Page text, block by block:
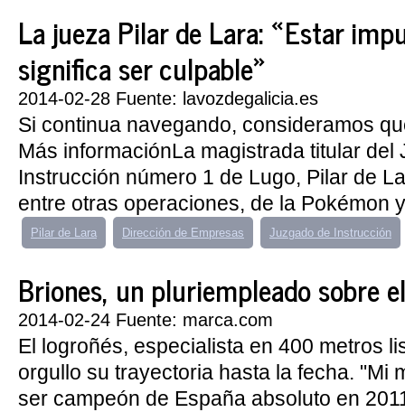
La jueza Pilar de Lara: «Estar
significa ser culpable»
2014-02-28 Fuente: lavozdegalicia.es
Si continua navegando, consideramos
Más informaciónLa magistrada titular del
Instrucción número 1 de Lugo, Pilar de
entre otras operaciones, de la Pokémon
Pilar de Lara Dirección de Empresas Juzgado de Instrucción
Briones, un pluriempleado sobre
2014-02-24 Fuente: marca.com
El logroñés, especialista en 400 metros
orgullo su trayectoria hasta la fecha. "Mi
ser campeón de España absoluto en